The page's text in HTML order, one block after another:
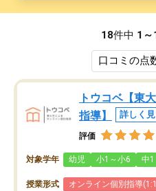
18件中 1～
トウコベ【東
指導】
詳しく
評価
対象学年 幼児 小1～小6 中1
授業形式 オンライン個別指導